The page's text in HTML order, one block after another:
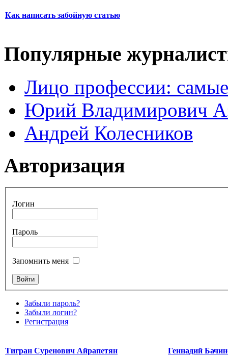
Как написать забойную статью
Популярные
Лицо профессии:
Юрий Владимирович
Андрей Колесников
Авторизация
Логин
Пароль
Запомнить меня
Забыли пароль?
Забыли логин?
Регистрация
Тигран Суренович Айрапетян Геннадий